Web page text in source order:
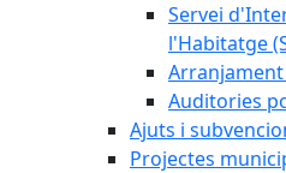
Servei
l'Habitatge
Auditories
Ajuts i
Projectes